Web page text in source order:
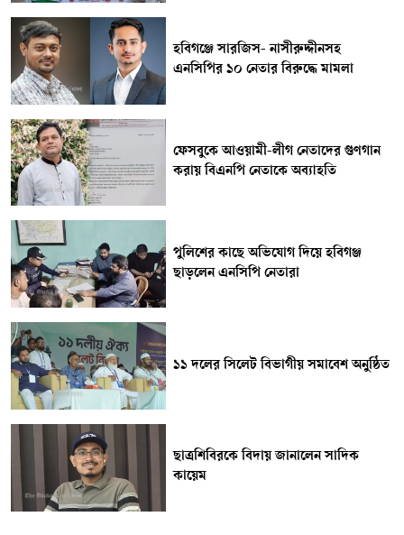
হবিগঞ্জে সারজিস- নাসীরুদ্দীনসহ
এনসিপির ১০ নেতার বিরুদ্ধে মামলা
ফেসবুকে আওয়ামী-লীগ নেতাদের গুণগান
করায় বিএনপি নেতাকে অব্যাহতি
পুলিশের কাছে অভিযোগ দিয়ে হবিগঞ্জ
ছাড়লেন এনসিপি নেতারা
১১ দলের সিলেট বিভাগীয় সমাবেশ অনুষ্ঠিত
ছাত্রশিবিরকে বিদায় জানালেন সাদিক
কায়েম